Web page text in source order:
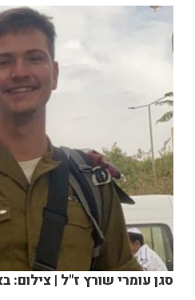
סגן עומרי שורץ ז"ל |